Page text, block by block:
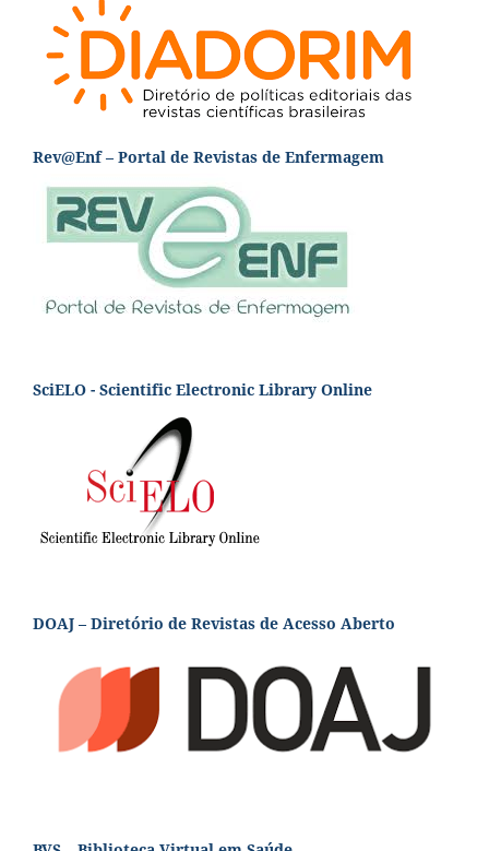
Rev@Enf – Portal de Revistas de Enfermagem
SciELO - Scientific Electronic Library Online
DOAJ – Diretório de Revistas de Acesso Aberto